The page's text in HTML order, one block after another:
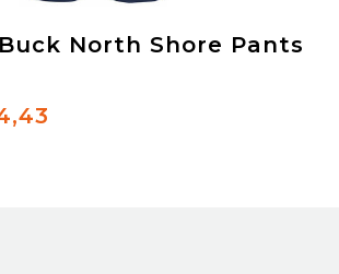
North Shore Pants